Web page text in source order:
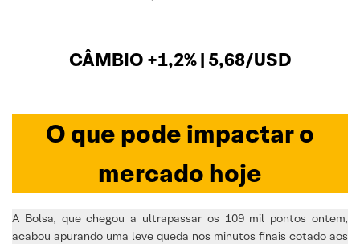
CÂMBIO +1,2% | 5,68/USD
O que pode impactar o
mercado hoje
A Bolsa, que chegou a ultrapassar os 109 mil pontos ontem,
acabou apurando uma leve queda nos minutos finais cotado aos